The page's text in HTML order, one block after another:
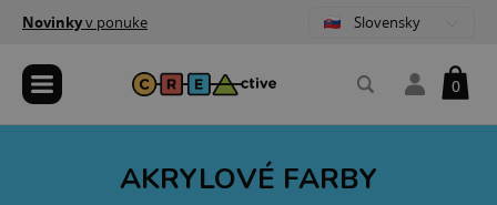
Novinkyv ponuke Slovensky
0
AKRYLOVÉ FARBY